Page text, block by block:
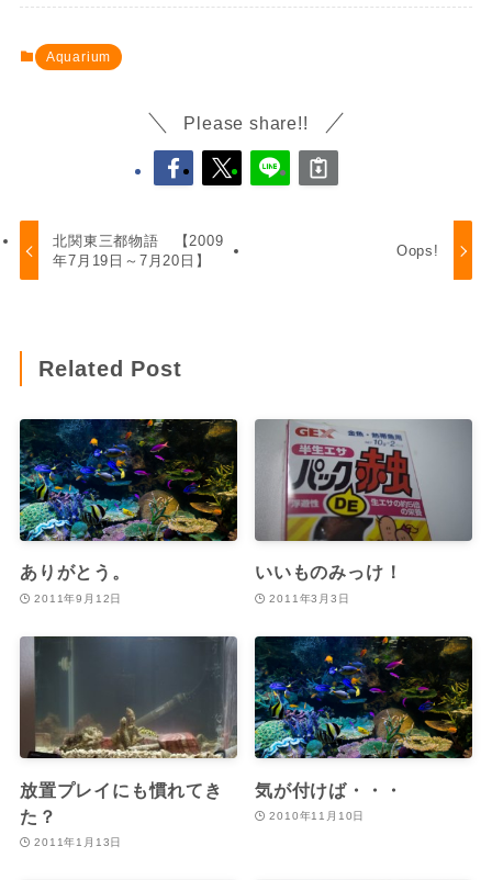
Aquarium
Please share!!
北関東三都物語 【2009
年7月19日～7月20日】
Oops!
Related Post
ありがとう。
2011年9月12日
いいものみっけ！
2011年3月3日
放置プレイにも慣れてき
た？
2011年1月13日
気が付けば・・・
2010年11月10日